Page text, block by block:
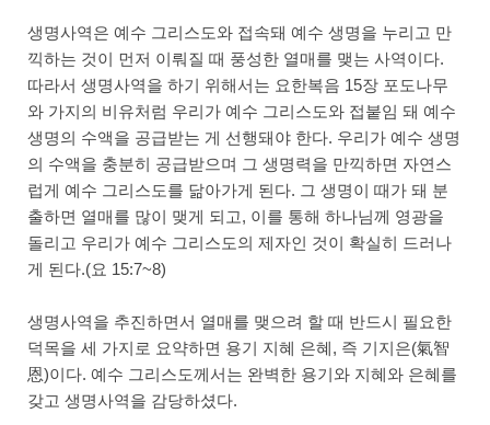
생명사역은 예수 그리스도와 접속돼 예수 생명을 누리고 만
끽하는 것이 먼저 이뤄질 때 풍성한 열매를 맺는 사역이다.
따라서 생명사역을 하기 위해서는 요한복음 15장 포도나무
와 가지의 비유처럼 우리가 예수 그리스도와 접붙임 돼 예수
생명의 수액을 공급받는 게 선행돼야 한다. 우리가 예수 생명
의 수액을 충분히 공급받으며 그 생명력을 만끽하면 자연스
럽게 예수 그리스도를 닮아가게 된다. 그 생명이 때가 돼 분
출하면 열매를 많이 맺게 되고, 이를 통해 하나님께 영광을
돌리고 우리가 예수 그리스도의 제자인 것이 확실히 드러나
게 된다.(요 15:7~8)
생명사역을 추진하면서 열매를 맺으려 할 때 반드시 필요한
덕목을 세 가지로 요약하면 용기 지혜 은혜, 즉 기지은(氣智
恩)이다. 예수 그리스도께서는 완벽한 용기와 지혜와 은혜를
갖고 생명사역을 감당하셨다.